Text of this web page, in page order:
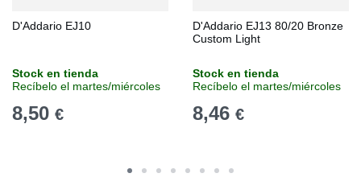
D'Addario EJ10
Stock en tienda
Recíbelo el martes/miércoles
8,50 €
D'Addario EJ13 80/20 Bronze
Custom Light
Stock en tienda
Recíbelo el martes/miércoles
8,46 €